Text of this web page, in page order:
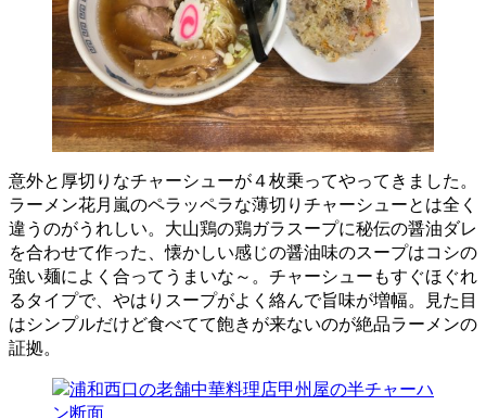
意外と厚切りなチャーシューが４枚乗ってやってきました。
ラーメン花月嵐のペラッペラな薄切りチャーシューとは全く
違うのがうれしい。大山鶏の鶏ガラスープに秘伝の醤油ダレ
を合わせて作った、懐かしい感じの醤油味のスープはコシの
強い麺によく合ってうまいな～。チャーシューもすぐほぐれ
るタイプで、やはりスープがよく絡んで旨味が増幅。見た目
はシンプルだけど食べてて飽きが来ないのが絶品ラーメンの
証拠。